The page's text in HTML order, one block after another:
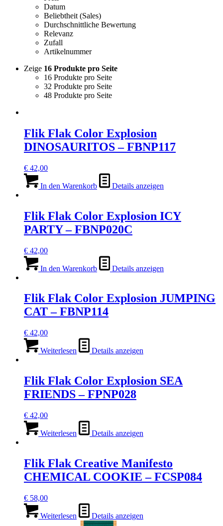
Datum
Beliebtheit (Sales)
Durchschnittliche Bewertung
Relevanz
Zufall
Artikelnummer
Zeige 16 Produkte pro Seite
16 Produkte pro Seite
32 Produkte pro Seite
48 Produkte pro Seite
Flik Flak Color Explosion
DINOSAURITOS – FBNP117
€ 42,00
In den Warenkorb Details anzeigen
Flik Flak Color Explosion ICY
PARTY – FBNP020C
€ 42,00
In den Warenkorb Details anzeigen
Flik Flak Color Explosion JUMPING
CAT – FBNP114
€ 42,00
Weiterlesen Details anzeigen
Flik Flak Color Explosion SEA
FRIENDS – FPNP028
€ 42,00
Weiterlesen Details anzeigen
Flik Flak Creative Manifesto
CHEMICAL COOKIE – FCSP084
€ 58,00
Weiterlesen Details anzeigen